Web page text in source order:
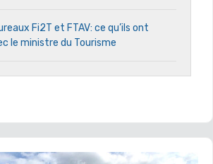
Fi2T et FTAV: ce qu’ils ont
le ministre du Tourisme